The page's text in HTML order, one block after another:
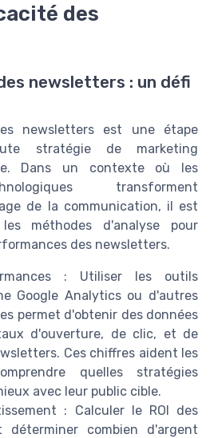
des
newsletters : un défi
newsletters est une étape
stratégie de marketing
Dans un contexte où les
transforment
de la communication, il est
méthodes d'analyse pour
des newsletters.
: Utiliser les outils
Google Analytics ou d'autres
permet d'obtenir des données
d'ouverture, de clic, et de
Ces chiffres aident les
quelles stratégies
avec leur public cible.
: Calculer le ROI des
déterminer combien d'argent